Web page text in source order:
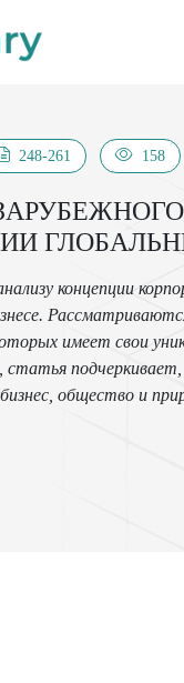
248-261 158
концепции
имеет свои
статья
общество и